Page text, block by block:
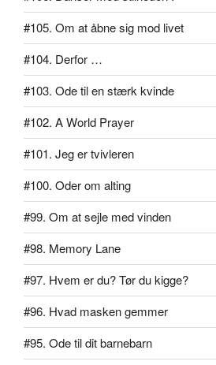
#105. Om at åbne sig mod livet
#104. Derfor …
#103. Ode til en stærk kvinde
#102. A World Prayer
#101. Jeg er tvivleren
#100. Oder om alting
#99. Om at sejle med vinden
#98. Memory Lane
#97. Hvem er du? Tør du kigge?
#96. Hvad masken gemmer
#95. Ode til dit barnebarn